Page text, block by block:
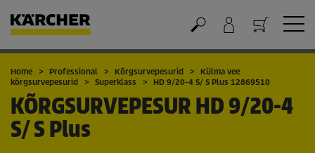
Ostukorv
Home Professional Kõrgsurvepesurid
Külma vee
kõrgsurvepesurid
Superklass HD 9/20-4 S/ S Plus 12869510
KÕRGSURVEPESUR HD 9/20-4
S/ S Plus